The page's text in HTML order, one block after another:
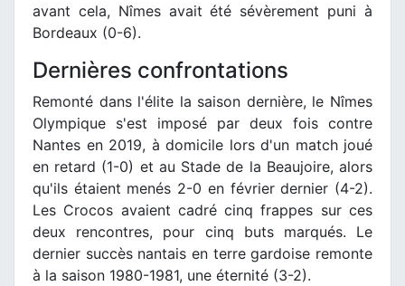
avant cela, Nîmes avait été sévèrement puni à
Bordeaux (0-6).
Dernières confrontations
Remonté dans l'élite la saison dernière, le Nîmes
Olympique s'est imposé par deux fois contre
Nantes en 2019, à domicile lors d'un match joué
en retard (1-0) et au Stade de la Beaujoire, alors
qu'ils étaient menés 2-0 en février dernier (4-2).
Les Crocos avaient cadré cinq frappes sur ces
deux rencontres, pour cinq buts marqués. Le
dernier succès nantais en terre gardoise remonte
à la saison 1980-1981, une éternité (3-2).